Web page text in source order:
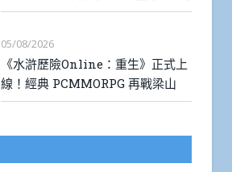
05/08/2026
《水滸歷險Online：重生》正式上
線！經典 PCMMORPG 再戰梁山